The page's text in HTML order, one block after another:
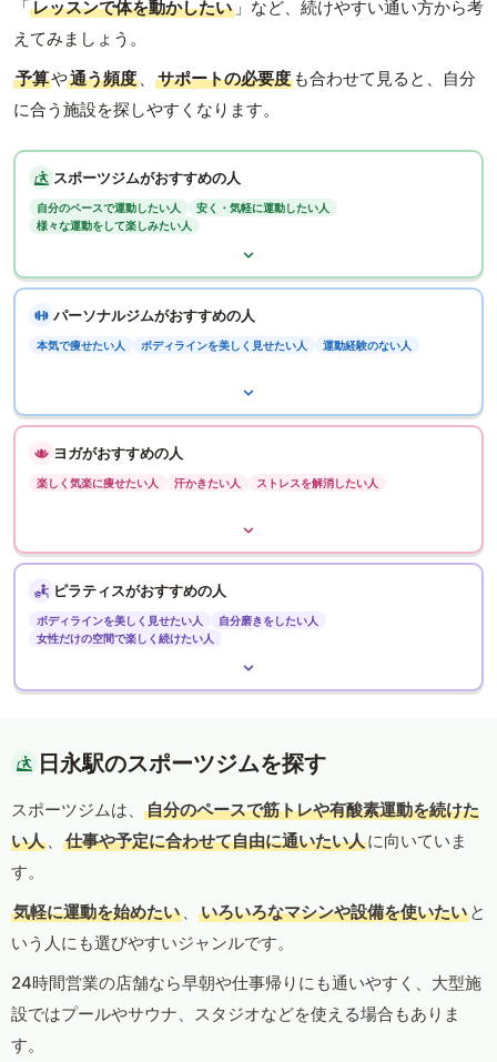
「レッスンで体を動かしたい 」など、続けやすい通い方から考
えてみましょう。
予算や通う頻度 、 サポートの必要度 も合わせて見ると、自分
に合う施設を探しやすくなります。
スポーツジムがおすすめの人
自分のペースで運動したい人
安く・気軽に運動したい人
様々な運動をして楽しみたい人
パーソナルジムがおすすめの人
本気で痩せたい人 ボディラインを美しく見せたい人 運動経験のない人
ヨガがおすすめの人
楽しく気楽に痩せたい人 汗かきたい人 ストレスを解消したい人
ピラティスがおすすめの人
ボディラインを美しく見せたい人
自分磨きをしたい人
女性だけの空間で楽しく続けたい人
日永駅のスポーツジムを探す
スポーツジムは、
自分のペースで筋トレや有酸素運動を続けた
い人 、 仕事や予定に合わせて自由に通いたい人に向いていま
す。
気軽に運動を始めたい 、 いろいろなマシンや設備を使いたい と
いう人にも選びやすいジャンルです。
24時間営業の店舗なら早朝や仕事帰りにも通いやすく、大型施
設ではプールやサウナ、スタジオなどを使える場合もありま
す。